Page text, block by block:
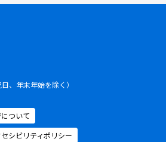
、年末年始を除く）
ついて
セシビリティポリシー